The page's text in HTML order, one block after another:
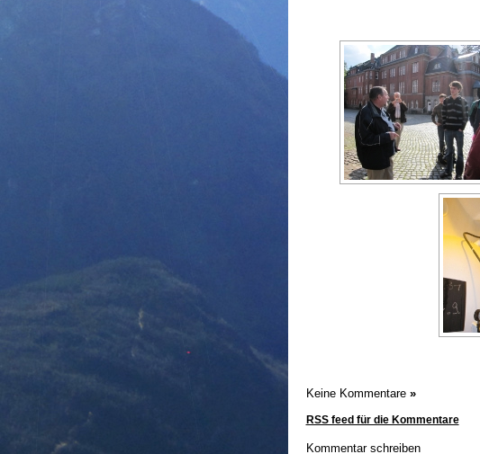
Keine Kommentare »
RSS feed für die Kommentare
Kommentar schreiben